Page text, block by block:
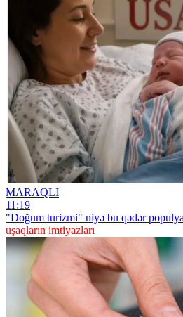
MARAQLI
11:19
"Doğum turizmi" niyə bu qədər
uşaqların imtiyazları